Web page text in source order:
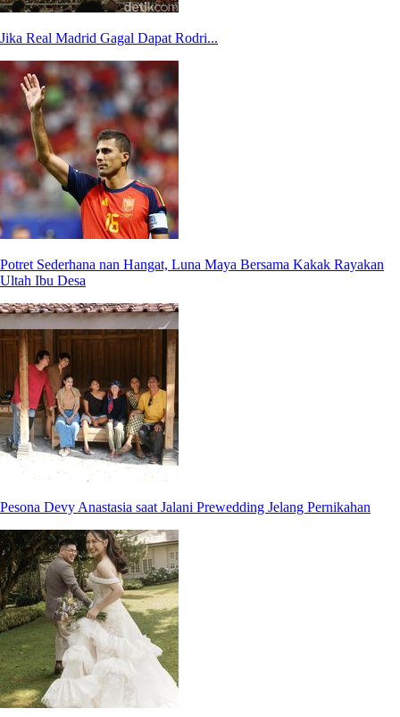
Jika Real Madrid Gagal Dapat Rodri...
Potret Sederhana nan Hangat, Luna Maya Bersama Kakak Rayakan
Ultah Ibu Desa
Pesona Devy Anastasia saat Jalani Prewedding Jelang Pernikahan